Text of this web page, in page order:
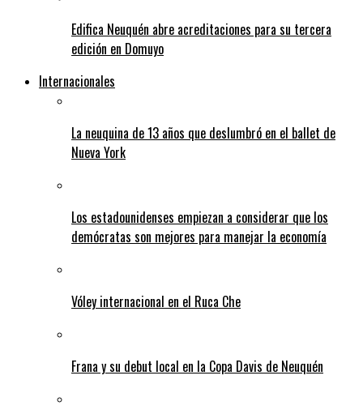
Edifica Neuquén abre acreditaciones para su tercera
edición en Domuyo
Internacionales
La neuquina de 13 años que deslumbró en el ballet de
Nueva York
Los estadounidenses empiezan a considerar que los
demócratas son mejores para manejar la economía
Vóley internacional en el Ruca Che
Frana y su debut local en la Copa Davis de Neuquén